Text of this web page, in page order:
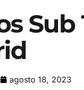
agosto 18, 2023